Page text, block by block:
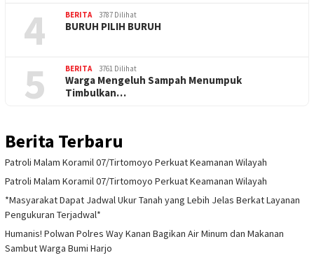
4 BERITA 3787 Dilihat
BURUH PILIH BURUH
5 BERITA 3761 Dilihat
Warga Mengeluh Sampah Menumpuk
Timbulkan…
Berita Terbaru
Patroli Malam Koramil 07/Tirtomoyo Perkuat Keamanan Wilayah
Patroli Malam Koramil 07/Tirtomoyo Perkuat Keamanan Wilayah
*Masyarakat Dapat Jadwal Ukur Tanah yang Lebih Jelas Berkat Layanan
Pengukuran Terjadwal*
Humanis! Polwan Polres Way Kanan Bagikan Air Minum dan Makanan
Sambut Warga Bumi Harjo